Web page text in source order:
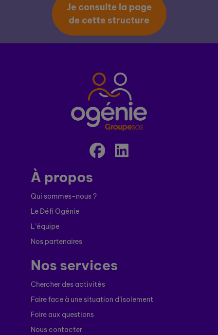
Je consulte la page
de cette structure
À propos
Qui sommes-nous ?
Le Défi Ogénie
L’équipe
Nos partenaires
Nos services
Chercher des activités
Faire face à une situation d’isolement
Foire aux questions
Nous contacter